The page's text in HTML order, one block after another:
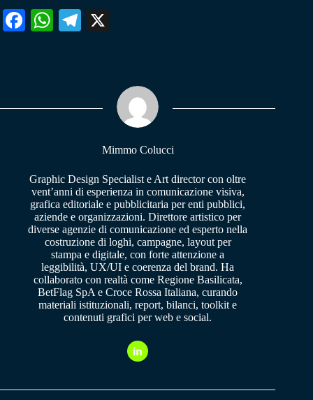
Fa W
pp
Te
m
Mimmo Colucci
Graphic Design Specialist e Art director con oltre
vent’anni di esperienza in comunicazione visiva,
grafica editoriale e pubblicitaria per enti pubblici,
aziende e organizzazioni. Direttore artistico per
diverse agenzie di comunicazione ed esperto nella
costruzione di loghi, campagne, layout per
stampa e digitale, con forte attenzione a
leggibilità, UX/UI e coerenza del brand. Ha
collaborato con realtà come Regione Basilicata,
BetFlag SpA e Croce Rossa Italiana, curando
materiali istituzionali, report, bilanci, toolkit e
contenuti grafici per web e social.